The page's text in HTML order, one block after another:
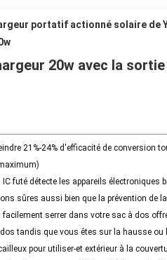
portatif actionné solaire de
20w avec la
21%-24% d'efficacité de conversion
IC futé détecte les appareils électroniques
sûres aussi bien que la prévention de
facilement serrer dans votre sac à dos
tandis que vous êtes sur la hausse ou
pour utiliser-et extérieur à la